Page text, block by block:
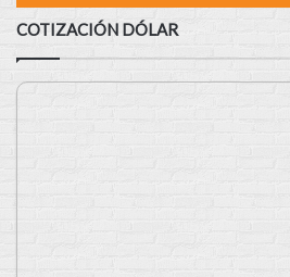
COTIZACIÓN DÓLAR